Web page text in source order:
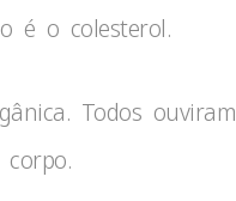
é o colesterol.
Todos ouviram